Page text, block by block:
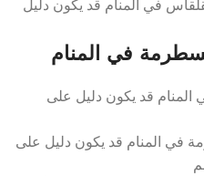
في المنام قد يكون دليل
في المنام
قد يكون دليل على
في المنام قد يكون دليل على